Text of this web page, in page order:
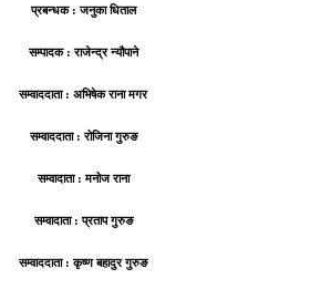
प्रबन्धक : जनुका धिताल
सम्पादक : राजेन्द्र न्यौपाने
सम्वाददाता : अभिषेक राना मगर
सम्वाददाता : रोजिना गुरुङ
सम्वादाता : मनोज राना
सम्वादाता : प्रताप गुरुङ
सम्वाददाता : कृष्ण बहादुर गुरुङ